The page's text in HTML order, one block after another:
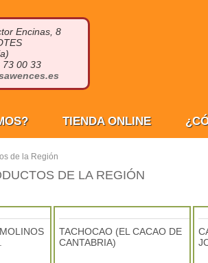
Encinas, 8
73 00 33
TIENDA ONLINE
de la Región
DE LA REGIÓN
TACHOCAO (EL CACAO DE
CANTABRIA)